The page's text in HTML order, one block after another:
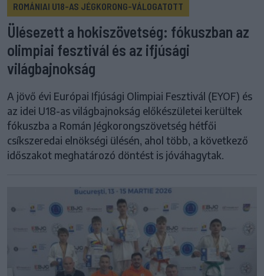
ROMÁNIAI U18-AS JÉGKORONG-VÁLOGATOTT
Ülésezett a hokiszövetség: fókuszban az
olimpiai fesztivál és az ifjúsági
világbajnokság
A jövő évi Európai Ifjúsági Olimpiai Fesztivál (EYOF) és
az idei U18-as világbajnokság előkészületei kerültek
fókuszba a Román Jégkorongszövetség hétfői
csíkszeredai elnökségi ülésén, ahol több, a következő
időszakot meghatározó döntést is jóváhagytak.